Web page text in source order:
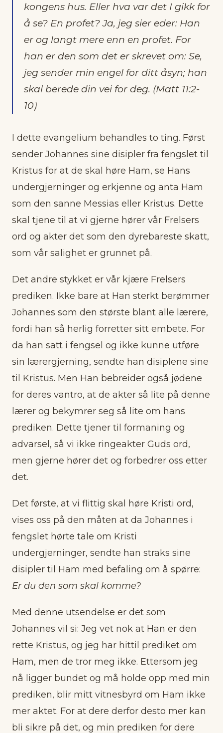
kongens hus. Eller hva var det I gikk for
å se? En profet? Ja, jeg sier eder: Han
er og langt mere enn en profet. For
han er den som det er skrevet om: Se,
jeg sender min engel for ditt åsyn; han
skal berede din vei for deg. (Matt 11:2-
10)
I dette evangelium behandles to ting. Først
sender Johannes sine disipler fra fengslet til
Kristus for at de skal høre Ham, se Hans
undergjerninger og erkjenne og anta Ham
som den sanne Messias eller Kristus. Dette
skal tjene til at vi gjerne hører vår Frelsers
ord og akter det som den dyrebareste skatt,
som vår salighet er grunnet på.
Det andre stykket er vår kjære Frelsers
prediken. Ikke bare at Han sterkt berømmer
Johannes som den største blant alle lærere,
fordi han så herlig forretter sitt embete. For
da han satt i fengsel og ikke kunne utføre
sin lærergjerning, sendte han disiplene sine
til Kristus. Men Han bebreider også jødene
for deres vantro, at de akter så lite på denne
lærer og bekymrer seg så lite om hans
prediken. Dette tjener til formaning og
advarsel, så vi ikke ringeakter Guds ord,
men gjerne hører det og forbedrer oss etter
det.
Det første, at vi flittig skal høre Kristi ord,
vises oss på den måten at da Johannes i
fengslet hørte tale om Kristi
undergjerninger, sendte han straks sine
disipler til Ham med befaling om å spørre:
Er du den som skal komme?
Med denne utsendelse er det som
Johannes vil si: Jeg vet nok at Han er den
rette Kristus, og jeg har hittil prediket om
Ham, men de tror meg ikke. Ettersom jeg
nå ligger bundet og må holde opp med min
prediken, blir mitt vitnesbyrd om Ham ikke
mer aktet. For at dere derfor desto mer kan
bli sikre på det, og min prediken for dere